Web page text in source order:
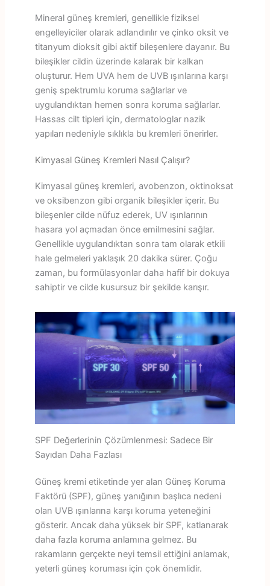
Mineral güneş kremleri, genellikle fiziksel
engelleyiciler olarak adlandırılır ve çinko oksit ve
titanyum dioksit gibi aktif bileşenlere dayanır. Bu
bileşikler cildin üzerinde kalarak bir kalkan
oluşturur. Hem UVA hem de UVB ışınlarına karşı
geniş spektrumlu koruma sağlarlar ve
uygulandıktan hemen sonra koruma sağlarlar.
Hassas cilt tipleri için, dermatologlar nazik
yapıları nedeniyle sıklıkla bu kremleri önerirler.
Kimyasal Güneş Kremleri Nasıl Çalışır?
Kimyasal güneş kremleri, avobenzon, oktinoksat
ve oksibenzon gibi organik bileşikler içerir. Bu
bileşenler cilde nüfuz ederek, UV ışınlarının
hasara yol açmadan önce emilmesini sağlar.
Genellikle uygulandıktan sonra tam olarak etkili
hale gelmeleri yaklaşık 20 dakika sürer. Çoğu
zaman, bu formülasyonlar daha hafif bir dokuya
sahiptir ve cilde kusursuz bir şekilde karışır.
SPF Değerlerinin Çözümlenmesi: Sadece Bir
Sayıdan Daha Fazlası
Güneş kremi etiketinde yer alan Güneş Koruma
Faktörü (SPF), güneş yanığının başlıca nedeni
olan UVB ışınlarına karşı koruma yeteneğini
gösterir. Ancak daha yüksek bir SPF, katlanarak
daha fazla koruma anlamına gelmez. Bu
rakamların gerçekte neyi temsil ettiğini anlamak,
yeterli güneş koruması için çok önemlidir.